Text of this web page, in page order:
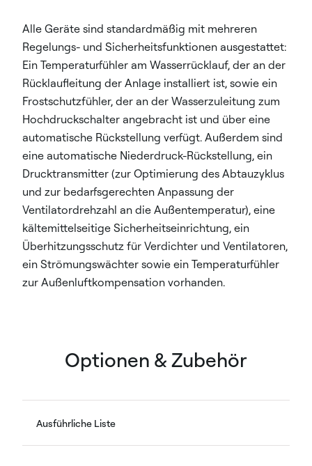
Alle Geräte sind standardmäßig mit mehreren
Regelungs- und Sicherheitsfunktionen ausgestattet:
Ein Temperaturfühler am Wasserrücklauf, der an der
Rücklaufleitung der Anlage installiert ist, sowie ein
Frostschutzfühler, der an der Wasserzuleitung zum
Hochdruckschalter angebracht ist und über eine
automatische Rückstellung verfügt. Außerdem sind
eine automatische Niederdruck-Rückstellung, ein
Drucktransmitter (zur Optimierung des Abtauzyklus
und zur bedarfsgerechten Anpassung der
Ventilatordrehzahl an die Außentemperatur), eine
kältemittelseitige Sicherheitseinrichtung, ein
Überhitzungsschutz für Verdichter und Ventilatoren,
ein Strömungswächter sowie ein Temperaturfühler
zur Außenluftkompensation vorhanden.
Optionen & Zubehör
Ausführliche Liste